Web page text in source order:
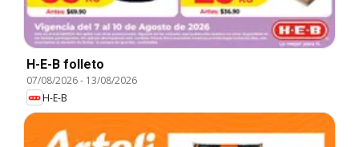
H-E-B folleto
07/08/2026- 13/08/2026
H-E-B